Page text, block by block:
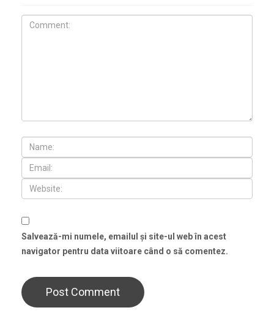
Salvează-mi numele, emailul și site-ul web în acest
navigator pentru data viitoare când o să comentez.